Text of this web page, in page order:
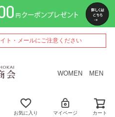
ト・メールにご注意ください
WOMEN MEN
お気に入り マイページ カート
ペー
ジト
ップ
へ